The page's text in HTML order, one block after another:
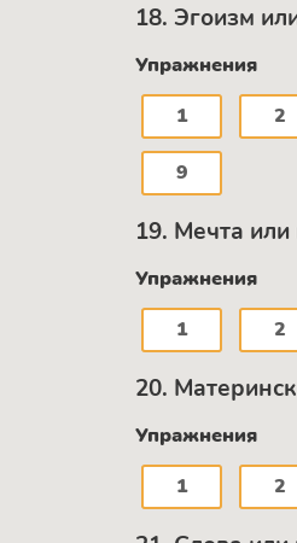
18. Эгоизм
Упражнения
1
2
9
19. Мечта
Упражнения
1
2
20.
Упражнения
1
2